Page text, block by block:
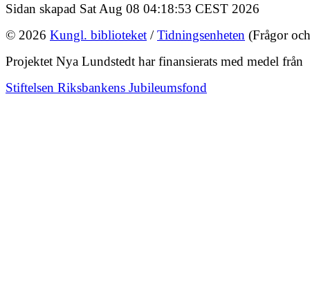
Sidan skapad Sat Aug 08 04:18:53 CEST 2026
© 2026 Kungl. biblioteket /Tidningsenheten (Frågor
Projektet Nya Lundstedt har finansierats med medel från
Stiftelsen Riksbankens Jubileumsfond